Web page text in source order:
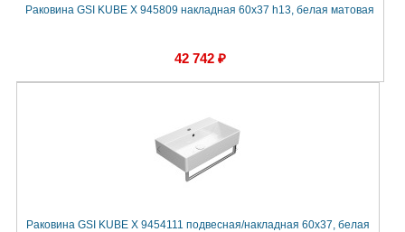
Раковина GSI KUBE X 945809 накладная 60x37 h13, белая матовая
42 742 ₽
Раковина GSI KUBE X 9454111 подвесная/накладная 60x37, белая